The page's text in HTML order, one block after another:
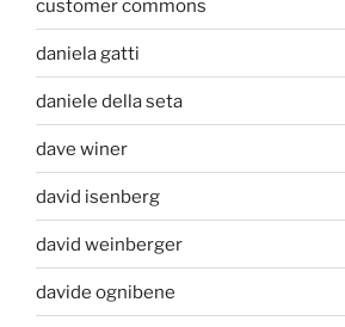
customer commons
daniela gatti
daniele della seta
dave winer
david isenberg
david weinberger
davide ognibene